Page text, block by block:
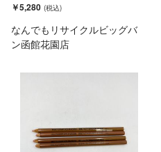
￥5,280
なんでもリサイクルビッグバ
ン函館花園店